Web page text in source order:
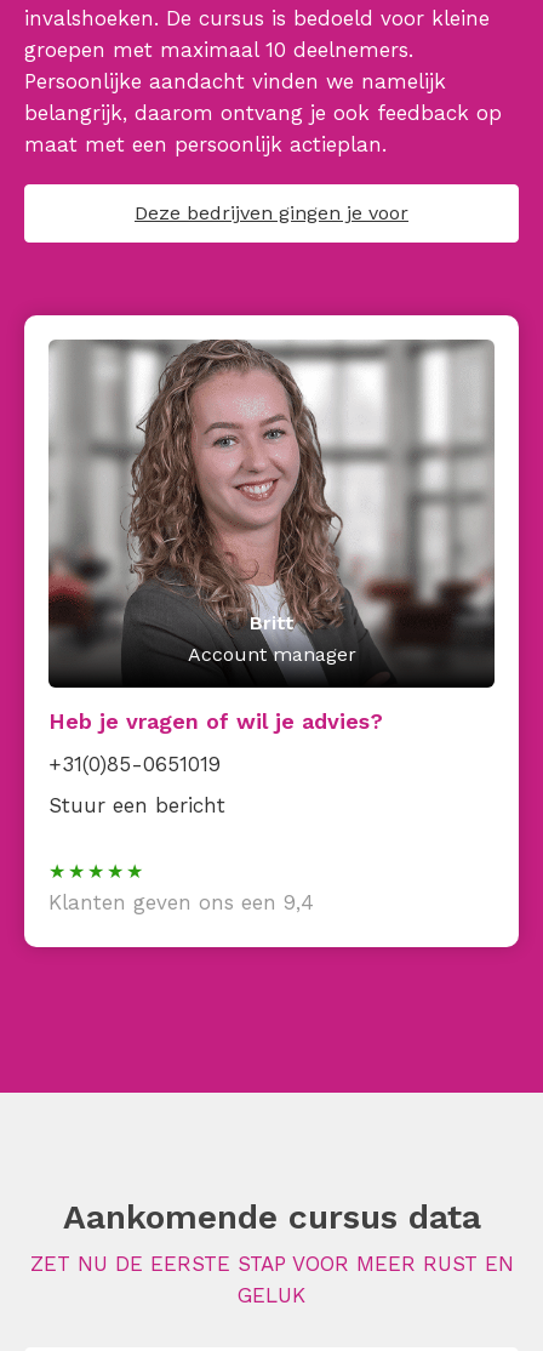
invalshoeken. De cursus is bedoeld voor kleine
groepen met maximaal 10 deelnemers.
Persoonlijke aandacht vinden we namelijk
belangrijk, daarom ontvang je ook feedback op
maat met een persoonlijk actieplan.
Deze bedrijven gingen je voor
Britt
Account manager
Heb je vragen of wil je advies?
+31(0)85-0651019
Stuur een bericht
Klanten geven ons een 9,4
Aankomende cursus data
ZET NU DE EERSTE STAP VOOR MEER RUST EN
GELUK